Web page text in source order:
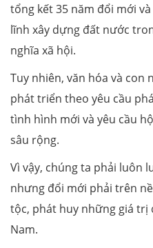
tổng kết 35 năm đổi mới
lĩnh xây dựng đất nước
nghĩa xã hội.
Tuy nhiên, văn hóa và con
phát triển theo yêu cầu
tình hình mới và yêu cầu
sâu rộng.
Vì vậy, chúng ta phải luôn
nhưng đổi mới phải trên
tộc, phát huy những giá trị
Nam.